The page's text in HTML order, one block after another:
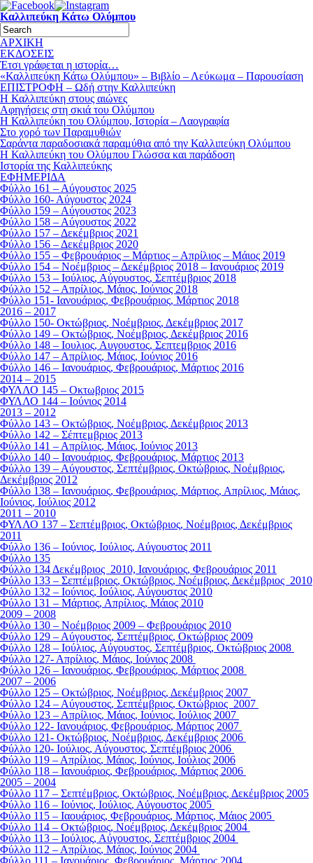
Καλλιπεύκη Κάτω Ολύμπου
ΑΡΧΙΚΗ
ΕΚΔΟΣΕΙΣ
Έτσι γράφεται η ιστορία…
«Καλλιπεύκη Κάτω Ολύμπου» – Βιβλίο – Λεύκωμα – Παρουσίαση
ΕΠΙΣΤΡΟΦΗ – Ωδή στην Καλλιπεύκη
Η Καλλιπεύκη στους αιώνες
Αφηγήσεις στη σκιά του Ολύμπου
Η Καλλιπεύκη του Ολύμπου, Ιστορία – Λαογραφία
Στο χορό των Παραμυθιών
Σαράντα παραδοσιακά παραμύθια από την Καλλιπεύκη Ολύμπου
Η Καλλιπεύκη του Ολύμπου Γλώσσα και παράδοση
Ιστορία της Καλλιπεύκης
ΕΦΗΜΕΡΙΔΑ
Φύλλο 161 – Αύγουστος 2025
Φύλλο 160- Αύγουστος 2024
Φύλλο 159 – Αύγουστος 2023
Φύλλο 158 – Αύγουστος 2022
Φύλλο 157 – Δεκέμβριος 2021
Φύλλο 156 – Δεκέμβριος 2020
Φύλλο 155 – Φεβρουάριος – Μάρτιος – Απρίλιος – Μάιος 2019
Φύλλο 154 – Νοέμβριος – Δεκέμβριος 2018 – Ιανουάριος 2019
Φύλλο 153 – Ιούλιος, Αύγουστος, Σεπτέμβριος 2018
Φύλλο 152 – Απρίλιος, Μάιος, Ιούνιος 2018
Φύλλο 151- Ιανουάριος, Φεβρουάριος, Μάρτιος 2018
2016 – 2017
Φύλλο 150- Οκτώβριος, Νοέμβριος, Δεκέμβριος 2017
Φύλλο 149 – Οκτώβριος, Νοέμβριος, Δεκέμβριος 2016
Φύλλο 148 – Ιουλιος, Αυγουστος, Σεπτεμβριος 2016
Φύλλο 147 – Απρίλιος, Μάιος, Ιούνιος 2016
Φύλλο 146 – Ιανουάριος, Φεβρουάριος, Μάρτιος 2016
2014 – 2015
ΦΥΛΛΟ 145 – Οκτωβριος 2015
ΦΥΛΛΟ 144 – Ιούνιος 2014
2013 – 2012
Φύλλο 143 – Οκτώβριος, Νοέμβριος, Δεκέμβριος 2013
Φύλλο 142 – Σέπτεμβριος 2013
Φύλλο 141 – Απρίλιος, Μάιος, Ιούνιος 2013
Φύλλο 140 – Ιανουάριος, Φεβρουάριος, Μάρτιος 2013
Φύλλο 139 – Αύγουστος, Σεπτέμβριος, Οκτώβριος, Νοέμβριος,
Δεκέμβριος 2012
Φύλλο 138 – Ιανουάριος, Φεβρουάριος, Μάρτιος, Απρίλιος, Μάιος,
Ιούνιος, Ιούλιος 2012
2011 – 2010
ΦΥΛΛΟ 137 – Σεπτέμβριος, Οκτώβριος, Νοέμβριος, Δεκέμβριος
2011
Φύλλο 136 – Ιούνιος, Ιούλιος, Αύγουστος 2011
Φύλλο 135
Φύλλο 134 Δεκέμβριος 2010, Ιανουάριος, Φεβρουάριος 2011
Φύλλο 133 – Σεπτέμβριος, Οκτώβριος, Νοέμβριος, Δεκέμβριος 2010
Φύλλο 132 – Ιούνιος, Ιούλιος, Αύγουστος 2010
Φύλλο 131 – Μάρτιος, Απρίλιος, Μάιος 2010
2009 – 2008
Φύλλο 130 – Νοέμβριος 2009 – Φεβρουάριος 2010
Φύλλο 129 – Αύγουστος, Σεπτέμβριος, Οκτώβριος 2009
Φύλλο 128 – Ιούλιος, Αύγουστος, Σεπτέμβριος, Οκτώβριος 2008
Φύλλο 127- Απρίλιος, Μάιος, Ιούνιος 2008
Φύλλο 126 – Ιανουάριος, Φεβρουάριος, Μάρτιος 2008
2007 – 2006
Φύλλο 125 – Οκτώβριος, Νοέμβριος, Δεκέμβριος 2007
Φύλλο 124 – Αύγουστος, Σεπτέμβριος, Οκτώβριος 2007
Φύλλο 123 – Απρίλιος, Μάιος, Ιούνιος, Ιούλιος 2007
Φύλλο 122- Ιανουάριος, Φεβρουάριος, Μάρτιος 2007
Φύλλο 121- Οκτώβριος, Νοέμβριος, Δεκέμβριος 2006
Φύλλο 120- Ιούλιος, Αύγουστος, Σεπτέμβριος 2006
Φύλλο 119 – Απρίλιος, Μάιος, Ιούνιος, Ιούλιος 2006
Φύλλο 118 – Ιανουάριος, Φεβρουάριος, Μάρτιος 2006
2005 – 2004
Φύλλο 117 – Σεπτέμβριος, Οκτώβριος, Νοέμβριος, Δεκέμβριος 2005
Φύλλο 116 – Ιούνιος, Ιούλιος, Αύγουστος 2005
Φύλλο 115 – Ιαουάριος, Φεβρουάριος, Μάρτιος, Μάιος 2005
Φύλλο 114 – Οκτώβριος, Νοέμβριος, Δεκέμβριος 2004
Φύλλο 113 – Ιούλιος, Αύγουστος, Σεπτέμβριος 2004
Φύλλο 112 – Απρίλιος, Μάιος, Ιούνιος 2004
Φύλλο 111 – Ιανουάριος, Φεβρουάριος, Μάρτιος 2004